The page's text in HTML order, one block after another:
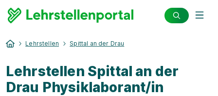
Lehrstellen Spittal an der Drau
Lehrstellen Spittal an der
Drau Physiklaborant/in